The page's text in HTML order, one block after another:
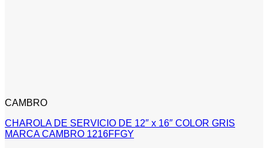
CAMBRO
CHAROLA DE SERVICIO DE 12″ x 16″ COLOR GRIS
MARCA CAMBRO 1216FFGY